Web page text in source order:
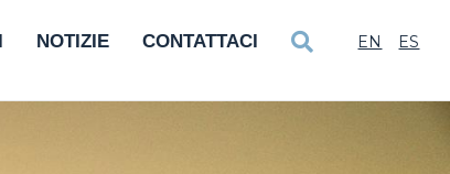
NOTIZIE CONTATTACI EN ES